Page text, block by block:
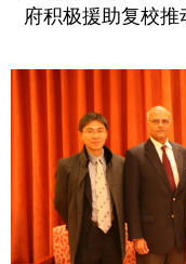
府积极援助复校推